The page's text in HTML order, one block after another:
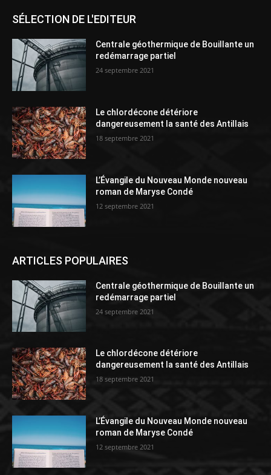
SÉLECTION DE L'EDITEUR
Centrale géothermique de Bouillante un
redémarrage partiel
24 septembre 2021
Le chlordécone détériore
dangereusement la santé des Antillais
18 septembre 2021
L’Évangile du Nouveau Monde nouveau
roman de Maryse Condé
12 septembre 2021
ARTICLES POPULAIRES
Centrale géothermique de Bouillante un
redémarrage partiel
24 septembre 2021
Le chlordécone détériore
dangereusement la santé des Antillais
18 septembre 2021
L’Évangile du Nouveau Monde nouveau
roman de Maryse Condé
12 septembre 2021